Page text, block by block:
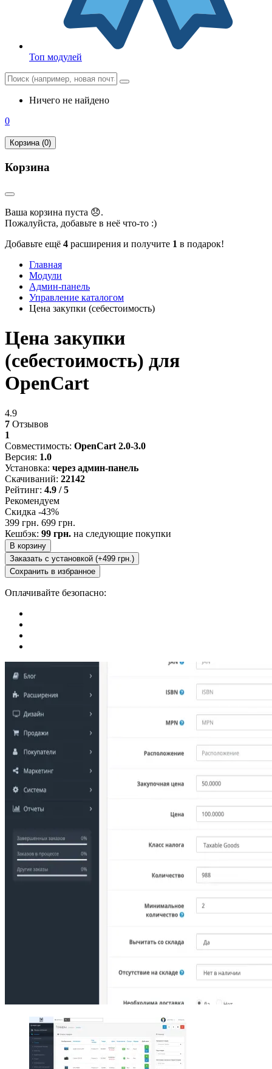
Топ модулей
Ничего не найдено
0
Корзина (0)
Корзина
Ваша корзина пуста 😞.
Пожалуйста, добавьте в неё что-то :)
Добавьте ещё 4 расширения и получите 1 в подарок!
Главная
Модули
Админ-панель
Управление каталогом
Цена закупки (себестоимость)
Цена закупки
(себестоимость) для
OpenCart
4.9
7 Отзывов
1
Совместимость: OpenCart 2.0-3.0
Версия: 1.0
Установка: через админ-панель
Скачиваний: 22142
Рейтинг: 4.9 / 5
Рекомендуем
Скидка -43%
399 грн. 699 грн.
Кешбэк: 99 грн. на следующие покупки
В корзину
Заказать с установкой (+499 грн.)
Сохранить в избранное
Оплачивайте безопасно: